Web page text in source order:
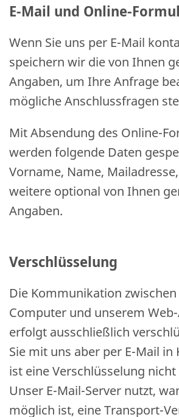
E-Mail und Online-
Wenn Sie uns per E-Mail
speichern wir die von Ihnen
Angaben, um Ihre Anfrage
mögliche Anschlussfragen
Mit Absendung des Online-
werden folgende Daten
Vorname, Name,
weitere optional von Ihnen
Angaben.
Verschlüsselung
Die Kommunikation
Computer und unserem
erfolgt ausschließlich
Sie mit uns aber per E-Mail
ist eine Verschlüsselung
Unser E-Mail-Server nutzt,
möglich ist, eine Transport-